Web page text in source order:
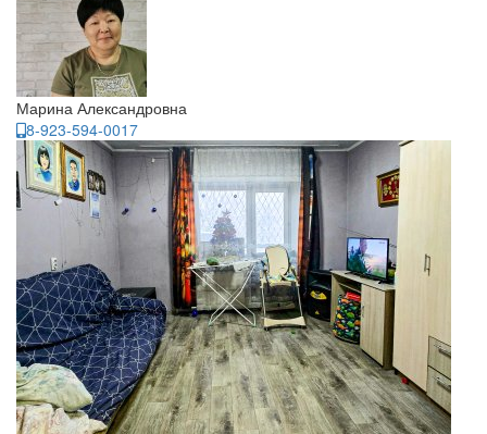
Марина Александровна
8-923-594-0017